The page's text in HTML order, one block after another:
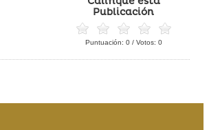
Publicación
Puntuación: 0/ Votos: 0